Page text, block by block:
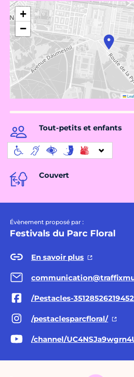
+
−
Tout-petits et enfants
Couvert
Évènement proposé par :
Festivals du Parc Floral
En savoir plus
/Pestacles-
/pestaclesparcfloral/
/channel/